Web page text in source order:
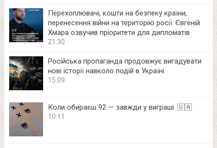
Перехоплювачі, кошти на безпеку країни,
перенесення війни на територію росії: Євгеній
Хмара озвучив пріоритети для дипломатів
21:30
Російська пропаганда продовжує вигадувати
нові історії навколо подій в Україні
15:09
Коли обираєш 92 — завжди у виграші. 🇺🇦
10:11